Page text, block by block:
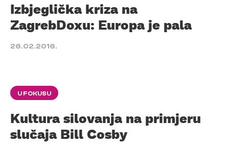
Izbjeglička kriza na
ZagrebDoxu: Europa je pala
26.02.2016.
U FOKUSU
Kultura silovanja na primjeru
slučaja Bill Cosby